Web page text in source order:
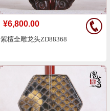
紫檀全雕龙头ZD88368
¥6,800.00